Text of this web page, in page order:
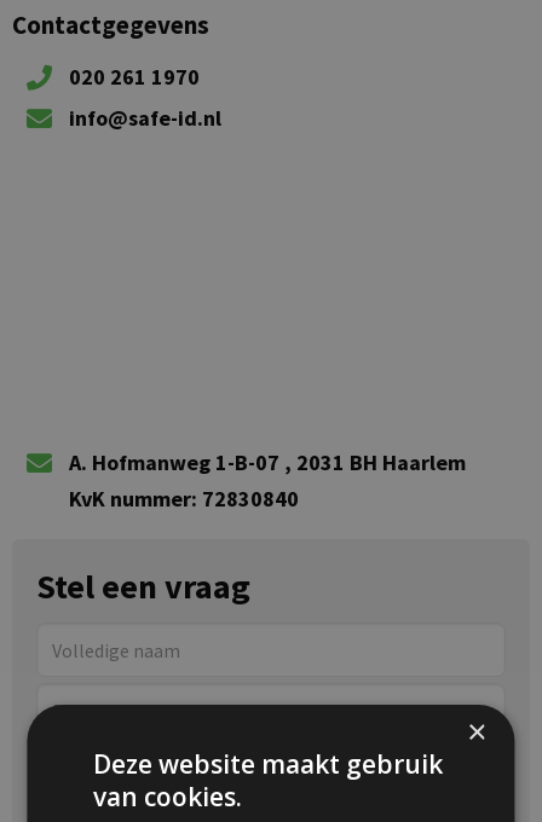
Contactgegevens
020 261 1970
info@safe-id.nl
A. Hofmanweg 1-B-07 , 2031 BH Haarlem
KvK nummer: 72830840
Stel een vraag
×
Deze website maakt gebruik
van cookies.